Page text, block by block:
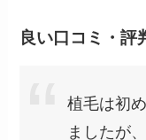
良い口コミ・評
植毛は初
ましたが